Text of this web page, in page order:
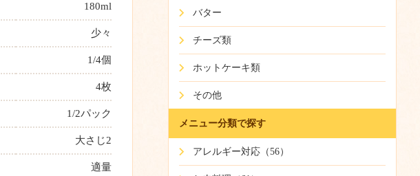
180ml
少々
1/4個
4枚
1/2パック
大さじ2
適量
バター
チーズ類
ホットケーキ類
その他
メニュー分類で探す
アレルギー対応（56）